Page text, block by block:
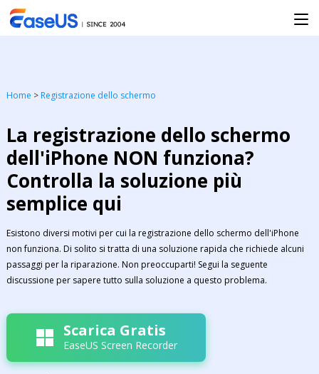
Home > Registrazione dello schermo
La registrazione dello schermo
dell'iPhone NON funziona?
Controlla la soluzione più
semplice qui
Esistono diversi motivi per cui la registrazione dello schermo dell'iPhone
non funziona. Di solito si tratta di una soluzione rapida che richiede alcuni
passaggi per la riparazione. Non preoccuparti! Segui la seguente
discussione per sapere tutto sulla soluzione a questo problema.
Scarica Gratis
EaseUS Screen Recorder